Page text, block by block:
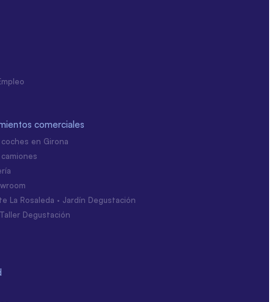
comerciales
en Girona
La Rosaleda · Jardín Degustación
Degustación